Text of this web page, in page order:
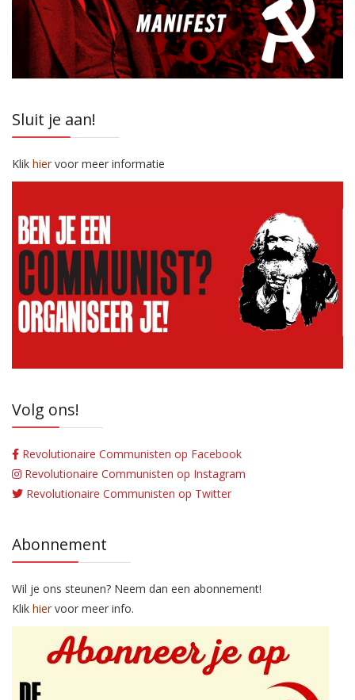
Sluit je aan!
Klik hiervoor meer informatie
Volg ons!
Revolutionaire Communisten op Facebook
Revolutionaire Communisten op Instagram
Revolutionaire Communisten op Twitter
Abonnement
Wil je ons steunen? Neem dan een abonnement!
Klik hiervoor meer info.